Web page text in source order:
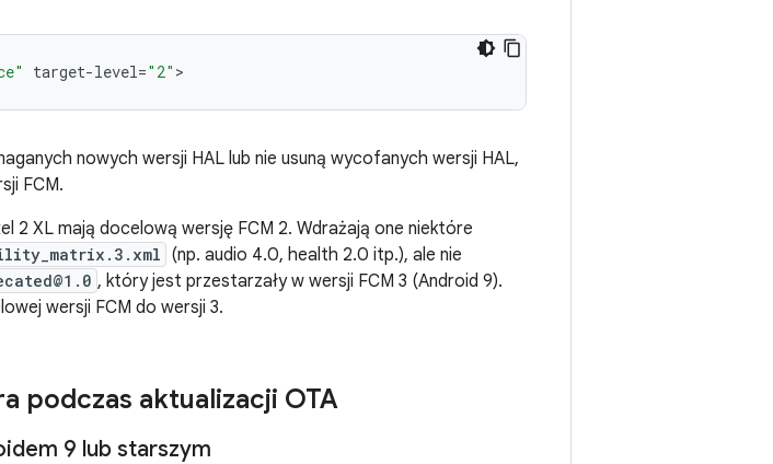
target-level="2" >
nowych wersji HAL lub nie usuną wycofanych wersji HAL,
FCM.
2 XL mają docelową wersję FCM 2. Wdrażają one niektóre
(np. audio 4.0, health 2.0 itp.), ale nie
, który jest przestarzały w wersji FCM 3 (Android 9).
wersji FCM do wersji 3.
podczas aktualizacji OTA
9 lub starszym